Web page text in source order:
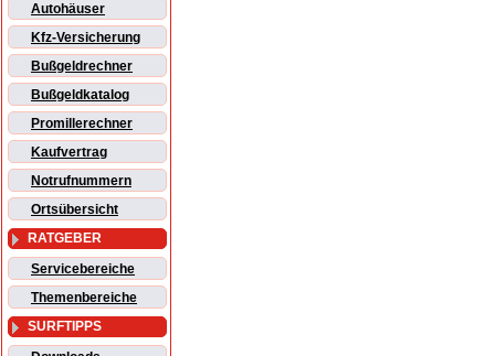
Autohäuser
Kfz-Versicherung
Bußgeldrechner
Bußgeldkatalog
Promillerechner
Kaufvertrag
Notrufnummern
Ortsübersicht
RATGEBER
Servicebereiche
Themenbereiche
SURFTIPPS